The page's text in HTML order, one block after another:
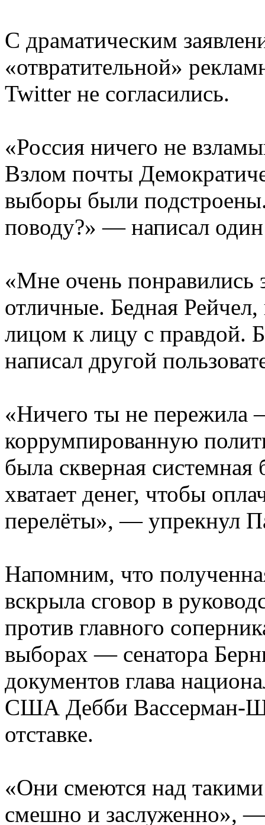
С драматическим
«отвратительной»
Twitter не согласились.
«Россия ничего не
Взлом почты
выборы были
поводу?» — написал один
«Мне очень понравились
отличные. Бедная
лицом к лицу с
написал другой
«Ничего ты не пережила
коррумпированную
была скверная системная
хватает денег, чтобы
перелёты», — упрекнул
Напомним, что
вскрыла сговор в
против главного
выборах — сенатора
документов глава
США Дебби Вассерман-
отставке.
«Они смеются над
смешно и заслуженно»,